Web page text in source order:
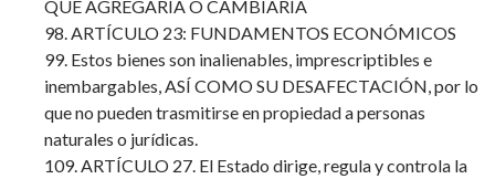
QUE AGREGARÍA O CAMBIARÍA
98. ARTÍCULO 23: FUNDAMENTOS ECONÓMICOS
99. Estos bienes son inalienables, imprescriptibles e
inembargables, ASÍ COMO SU DESAFECTACIÓN, por lo
que no pueden trasmitirse en propiedad a personas
naturales o jurídicas.
109. ARTÍCULO 27. El Estado dirige, regula y controla la